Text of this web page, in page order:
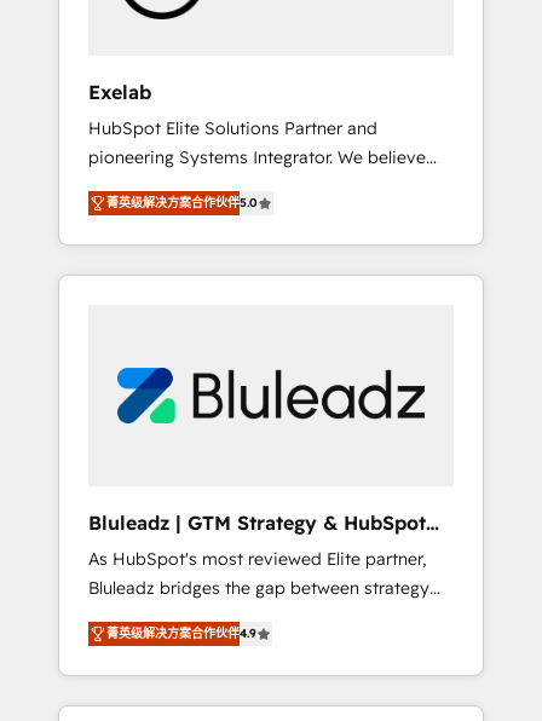
perspective. Many of our consultants have
operators need as their systems, data, and
processes evolve. Since 2014, we’ve
supported 1,400+ clients across a wide range
of industries, including healthcare, software,
B2B services, manufacturing, financial
services and more. Whether clients are new
to HubSpot or expanding into more
long-term value and a consistently strong
client experience.
Exelab
HubSpot Elite Solutions Partner and
pioneering Systems Integrator. We believe
technology should serve business strategy,
not the other way around. Every engagement
begins with clear objectives, customer
journey mapping, and measurable KPIs. Only
Connectors, workflows, and data
architectures that make HubSpot the
HubSpot beyond standard configurations. -
AI-FIRST- AI across customer-facing
operations to accelerate decisions,
streamline processes, and unlock efficiency
at scale. From predictive intelligence to
conversational AI, we turn data into action
and automation into competitive advantage.
菁英级解决方案合作伙伴5.0
Bluleadz | GTM Strategy & HubSpot
Implementation
As HubSpot's most reviewed Elite partner,
Bluleadz bridges the gap between strategy
and execution. We don't just "set up tools" —
we install the GTM Operating System (GTM
OS) to align your leadership and engineer a
portal that drives predictable revenue
菁英级解决方案合作伙伴4.9